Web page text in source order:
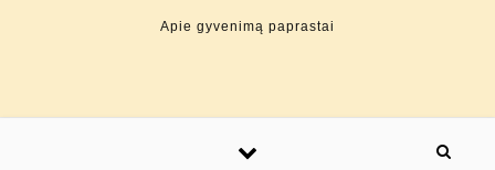
Apie gyvenimą paprastai